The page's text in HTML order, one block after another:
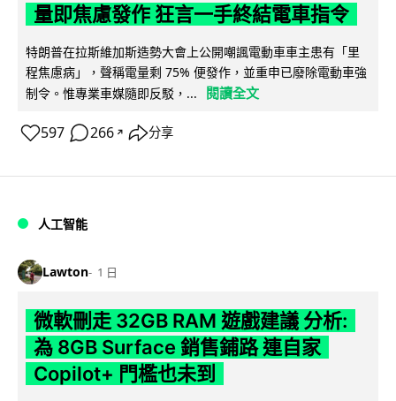
量即焦慮發作 狂言一手終結電車指令
特朗普在拉斯維加斯造勢大會上公開嘲諷電動車車主患有「里
程焦慮病」，聲稱電量剩 75% 便發作，並重申已廢除電動車強
制令。惟專業車媒隨即反駁，...
閱讀全文
597 266 ↗ 分享
人工智能
Lawton 1 日
微軟刪走 32GB RAM 遊戲建議 分析:
為 8GB Surface 銷售鋪路 連自家
Copilot+ 門檻也未到